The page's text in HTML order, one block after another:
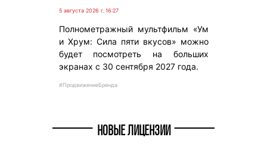
5 августа 2026 г. 16:27
Полнометражный мультфильм «Ум
и Хрум: Сила пяти вкусов» можно
будет посмотреть на больших
экранах с 30 сентября 2027 года.
#ПродвижениеБренда
НОВЫЕ ЛИЦЕНЗИИ